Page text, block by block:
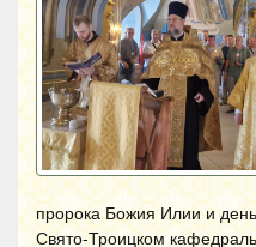
пророка Божия Илии и
Свято-Троицком